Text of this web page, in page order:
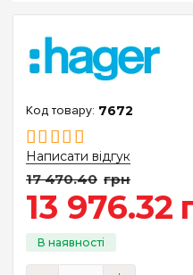
7672
Написати відгук
17 470.40 грн
13 976.32